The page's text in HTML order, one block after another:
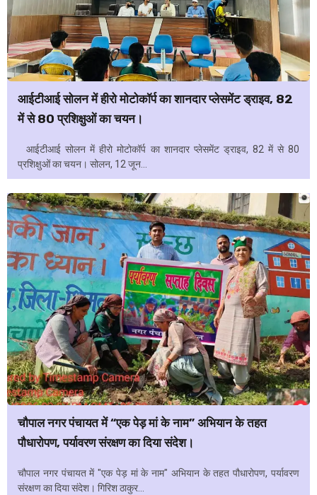
आईटीआई सोलन में हीरो मोटोकॉर्प का शानदार प्लेसमेंट ड्राइव, 82
में से 80 प्रशिक्षुओं का चयन।
आईटीआई सोलन में हीरो मोटोकॉर्प का शानदार प्लेसमेंट ड्राइव, 82 में से 80
प्रशिक्षुओं का चयन। सोलन, 12 जून...
चौपाल नगर पंचायत में “एक पेड़ मां के नाम” अभियान के तहत
पौधारोपण, पर्यावरण संरक्षण का दिया संदेश।
चौपाल नगर पंचायत में "एक पेड़ मां के नाम" अभियान के तहत पौधारोपण, पर्यावरण
संरक्षण का दिया संदेश। गिरिश ठाकुर...